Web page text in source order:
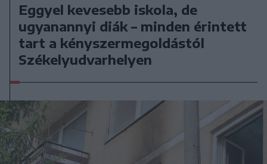
Eggyel kevesebb iskola, de
ugyanannyi diák – minden érintett
tart a kényszermegoldástól
Székelyudvarhelyen